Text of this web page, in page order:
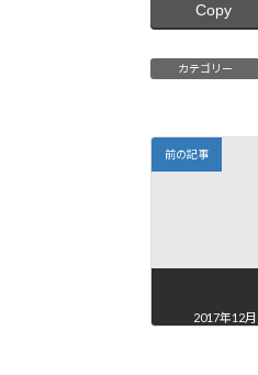
Copy
カテゴリー
前の記事
2017年12